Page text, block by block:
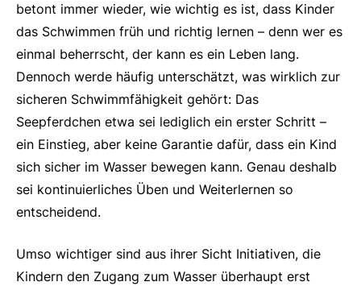
betont immer wieder, wie wichtig es ist, dass Kinder
das Schwimmen früh und richtig lernen – denn wer es
einmal beherrscht, der kann es ein Leben lang.
Dennoch werde häufig unterschätzt, was wirklich zur
sicheren Schwimmfähigkeit gehört: Das
Seepferdchen etwa sei lediglich ein erster Schritt –
ein Einstieg, aber keine Garantie dafür, dass ein Kind
sich sicher im Wasser bewegen kann. Genau deshalb
sei kontinuierliches Üben und Weiterlernen so
entscheidend.
Umso wichtiger sind aus ihrer Sicht Initiativen, die
Kindern den Zugang zum Wasser überhaupt erst